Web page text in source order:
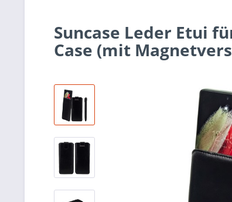
Suncase Leder Etui
Case (mit